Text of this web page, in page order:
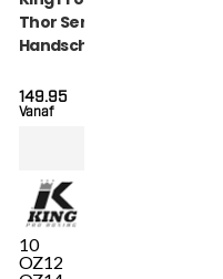
Thor Series
Handschoenen
WH)
Vanaf
149.95
10
OZ12